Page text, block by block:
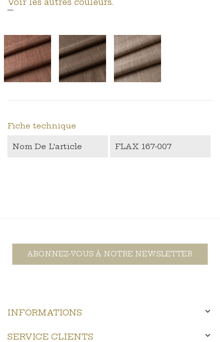
Fiche technique
Nom De L'article FLAX 167-007
ABONNEZ-VOUS À NOTRE NEWSLETTER
INFORMATIONS 
SERVICE CLIENTS 